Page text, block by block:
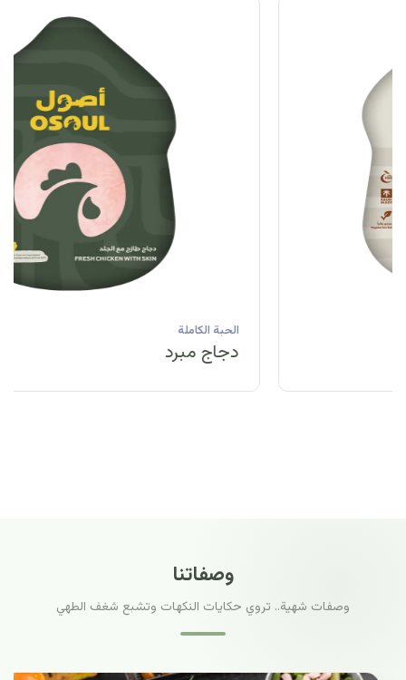
وصفاتنا
وصفات شهية.. تروي حكايات النكهات وتشبع شغف الطهي